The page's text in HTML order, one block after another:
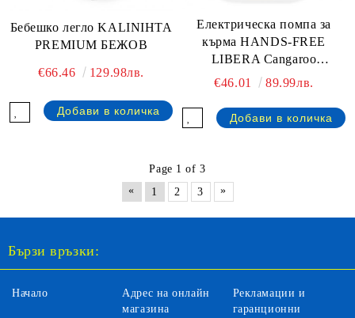
Бебешко легло KALINIHTA
PREMIUM БЕЖОВ
€66.46 129.98лв.
Електрическа помпа за
кърма HANDS-FREE
LIBERA Cangaroo
КАПУЧИНО
€46.01 89.99лв.
Page 1 of 3
«
1 2 3 »
Бързи връзки:
Начало
Адрес на онлайн
магазина
Рекламации и
гаранционни